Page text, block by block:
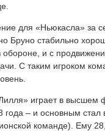
для «Ньюкасла» за
Бруно стабильно
и с
С таким игроком
играет в высшем
года – и основным
команде). Ему